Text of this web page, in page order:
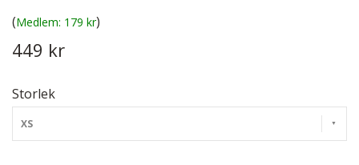
( 179 kr)
449 kr
Storlek
XS